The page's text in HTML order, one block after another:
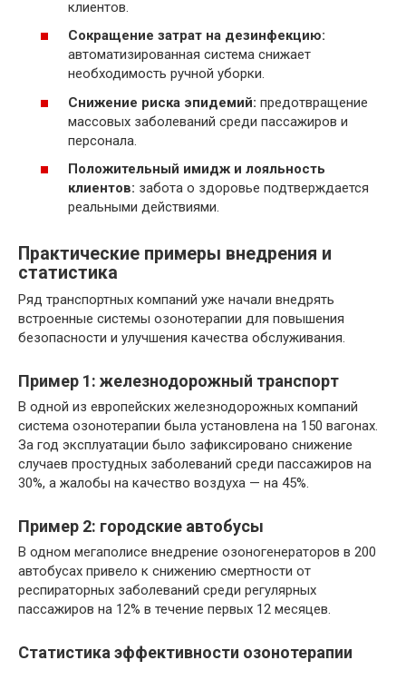
клиентов.
Сокращение затрат на дезинфекцию:
автоматизированная система снижает
необходимость ручной уборки.
Снижение риска эпидемий: предотвращение
массовых заболеваний среди пассажиров и
персонала.
Положительный имидж и лояльность
клиентов: забота о здоровье подтверждается
реальными действиями.
Практические примеры внедрения и
статистика
Ряд транспортных компаний уже начали внедрять
встроенные системы озонотерапии для повышения
безопасности и улучшения качества обслуживания.
Пример 1: железнодорожный транспорт
В одной из европейских железнодорожных компаний
система озонотерапии была установлена на 150 вагонах.
За год эксплуатации было зафиксировано снижение
случаев простудных заболеваний среди пассажиров на
30%, а жалобы на качество воздуха — на 45%.
Пример 2: городские автобусы
В одном мегаполисе внедрение озоногенераторов в 200
автобусах привело к снижению смертности от
респираторных заболеваний среди регулярных
пассажиров на 12% в течение первых 12 месяцев.
Статистика эффективности озонотерапии